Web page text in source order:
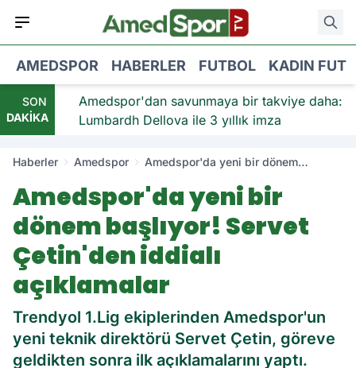
AMEDSPOR HABERLER FUTBOL KADIN
SON
DAKİKA
Amedspor'dan savunmaya bir takviye daha:
Lumbardh Dellova ile 3 yıllık imza
Haberler Amedspor
Amedspor'da yeni bir dönem
açıklamalar
Amedspor'da yeni bir
dönem başlıyor! Servet
Çetin'den iddialı
açıklamalar
Trendyol 1.Lig ekiplerinden Amedspor'un
yeni teknik direktörü Servet Çetin, göreve
geldikten sonra ilk açıklamalarını yaptı.